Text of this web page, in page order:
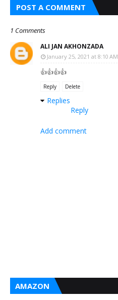
POST A COMMENT
1 Comments
ALI JAN AKHONZADA
January 25, 2021 at 8:10 AM
👍👍👍👍
Reply Delete
Replies
Reply
Add comment
AMAZON